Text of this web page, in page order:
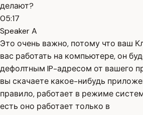
делают?
05:17
Speaker A
Это очень важно, потому что ваш
вас работать на компьютере, он
дефолтным IP-адресом от вашего
вы скачаете какое-нибудь
правило, работает в режиме
есть оно работает только в